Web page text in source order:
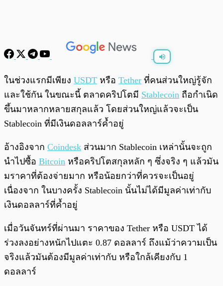
พร้อมเล่น 0:00/ 0:00
ในช่วงแรกมีเพียง USDT หรือ Tether ที่คนส่วนใหญ่รู้จัก
และใช้กัน ในขณะนี้ ตลาดคริปโตมี Stablecoin ถือกำเนิด
ขึ้นมาหลากหลายสกุลแล้ว โดยส่วนใหญ่แล้วจะเป็น
Stablecoin ที่มีเงินดอลลาร์ค้ำอยู่
อ้างอิงจาก Coindesk ส่วนมาก Stablecoin เหล่านั้นจะถูก
นำไปซื้อ Bitcoin หรือคริปโตสกุลหลัก ๆ ซึ่งจริง ๆ แล้วมัน
มราคาที่ต้องจ่ายมาก หรือน้อยกว่าที่ควรจะเป็นอยู่
เนื่องจาก ในบางครั้ง Stablecoin นั้นไม่ได้มีมูลค่าเท่ากับ
เงินดอลลาร์ที่ค้ำอยู่
เมื่อวันจันทร์ที่ผ่านมา ราคาของ Tether หรือ USDT ได้
ร่วงลงอย่างหนักไปแตะ 0.87 ดอลลาร์ ถึงแม้ว่าความเป็น
จริงแล้วมันต้องมีมูลค่าเท่ากับ หรือใกล้เคียงกับ 1
ดอลลาร์